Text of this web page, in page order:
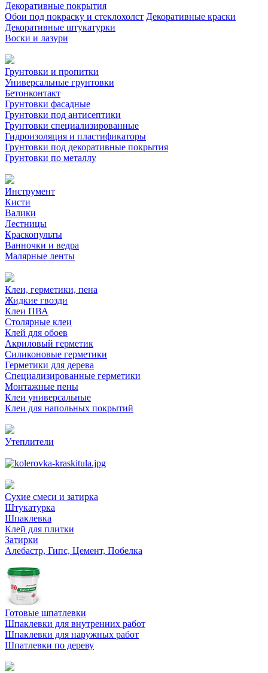
Декоративные покрытия
Обои под покраску и стеклохолст Декоративные краски
Декоративные штукатурки
Воски и лазури
Грунтовки и пропитки
Универсальные грунтовки
Бетонконтакт
Грунтовки фасадные
Грунтовки под антисептики
Грунтовки специализированные
Гидроизоляция и пластификаторы
Грунтовки под декоративные покрытия
Грунтовки по металлу
Инструмент
Кисти
Валики
Лестницы
Краскопульты
Ванночки и ведра
Малярные ленты
Клеи, герметики, пена
Жидкие гвозди
Клеи ПВА
Столярные клеи
Клей для обоев
Акриловый герметик
Силиконовые герметики
Герметики для дерева
Специализированные герметики
Монтажные пены
Клеи универсальные
Клеи для напольных покрытий
Утеплители
Сухие смеси и затирка
Штукатурка
Шпаклевка
Клей для плитки
Затирки
Алебастр, Гипс, Цемент, Побелка
Готовые шпатлевки
Шпаклевки для внутренних работ
Шпаклевки для наружных работ
Шпатлевки по дереву